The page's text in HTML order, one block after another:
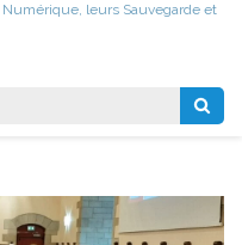
Numérique, leurs Sauvegarde et
Rechercher